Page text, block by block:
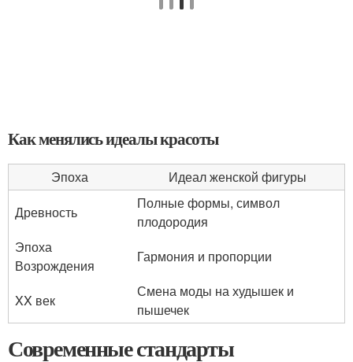
Как менялись идеалы красоты
Эпоха
Идеал женской фигуры
Древность
Полные формы, символ
плодородия
Эпоха
Возрождения
Гармония и пропорции
XX век
Смена моды на худышек и
пышечек
Современные стандарты